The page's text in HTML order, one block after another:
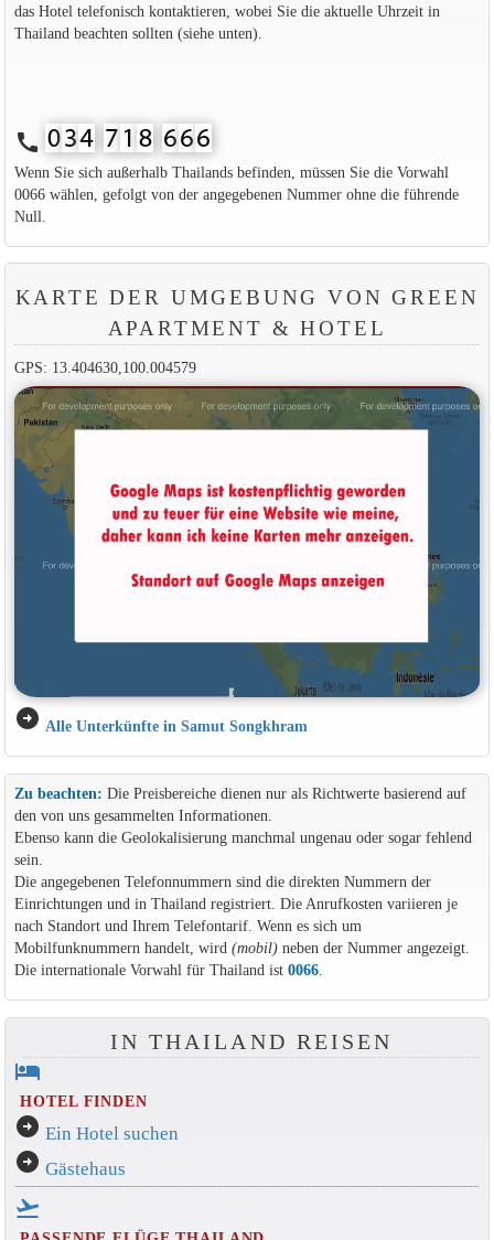
das Hotel telefonisch kontaktieren, wobei Sie die aktuelle Uhrzeit in
Thailand beachten sollten (siehe unten).
call
Wenn Sie sich außerhalb Thailands befinden, müssen Sie die Vorwahl
0066 wählen, gefolgt von der angegebenen Nummer ohne die führende
Null.
KARTE DER UMGEBUNG VON GREEN
APARTMENT & HOTEL
GPS: 13.404630,100.004579
arrow_circle_right Alle Unterkünfte in Samut Songkhram
Zu beachten: Die Preisbereiche dienen nur als Richtwerte basierend auf
den von uns gesammelten Informationen.
Ebenso kann die Geolokalisierung manchmal ungenau oder sogar fehlend
sein.
Die angegebenen Telefonnummern sind die direkten Nummern der
Einrichtungen und in Thailand registriert. Die Anrufkosten variieren je
nach Standort und Ihrem Telefontarif. Wenn es sich um
Mobilfunknummern handelt, wird (mobil)neben der Nummer angezeigt.
Die internationale Vorwahl für Thailand ist 0066.
IN THAILAND REISEN
hotel
HOTEL FINDEN
arrow_circle_right Ein Hotel suchen
arrow_circle_right Gästehaus
flight_takeoff